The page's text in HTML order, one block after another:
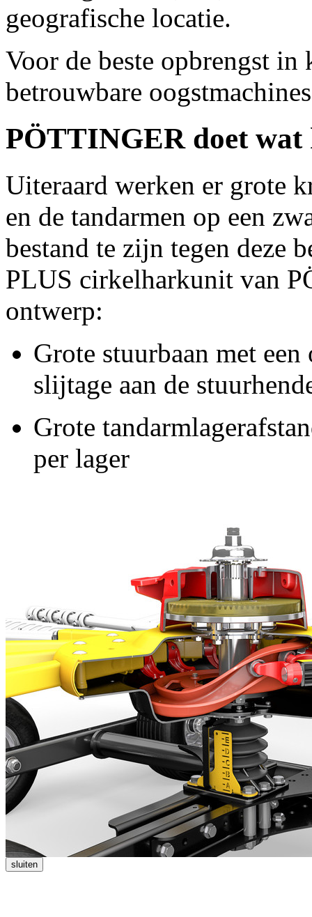
geografische locatie.
Voor de beste opbrengst
betrouwbare
PÖTTINGER doet wat
Uiteraard werken er grote
en de tandarmen op een
bestand te zijn tegen deze
PLUS cirkelharkunit van
ontwerp:
Grote stuurbaan met
slijtage aan de
Grote
per lager
sluiten